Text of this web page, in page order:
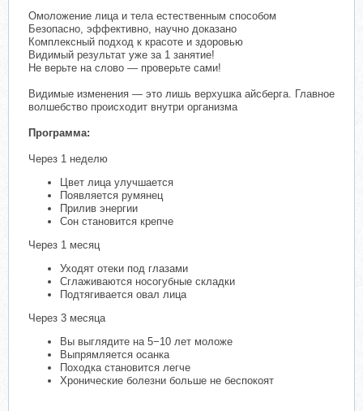
Омоложение лица и тела естественным способом
Безопасно, эффективно, научно доказано
Комплексный подход к красоте и здоровью
Видимый результат уже за 1 занятие!
Не верьте на слово — проверьте сами!
Видимые изменения — это лишь верхушка айсберга. Главное
волшебство происходит внутри организма
Программа:
Через 1 неделю
Цвет лица улучшается
Появляется румянец
Прилив энергии
Сон становится крепче
Через 1 месяц
Уходят отеки под глазами
Сглаживаются носогубные складки
Подтягивается овал лица
Через 3 месяца
Вы выглядите на 5−10 лет моложе
Выпрямляется осанка
Походка становится легче
Хронические болезни больше не беспокоят